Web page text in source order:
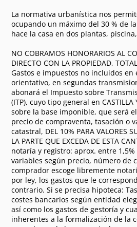
La normativa urbanística nos
ocupando un máximo del 30 % de
hace la casa en dos plantas,
NO COBRAMOS HONORARIOS AL
DIRECTO CON LA PROPIEDAD,
Gastos e impuestos no incluidos
orientativo, en segundas
abonará el Impuesto sobre
(ITP), cuyo tipo general en CASTILLA
sobre la base imponible, que será
precio de compraventa, tasación o
catastral, DEL 10% PARA VALORES
LA PARTE QUE EXCEDA DE ESTA
notaría y registro: aprox. entre 1,5%
variables según precio, número de
comprador escoge libremente
por ley, los gastos que le
contrario. Si se precisa hipoteca:
costes bancarios según entidad
así como los gastos de gestoría y
inherentes a la formalización de la